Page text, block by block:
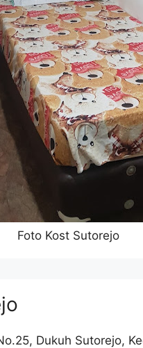
Foto Kost Sutorejo
Dukuh Sutorejo,